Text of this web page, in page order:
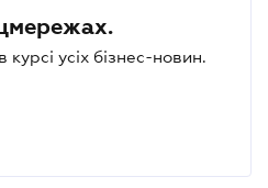
усіх бізнес-новин.